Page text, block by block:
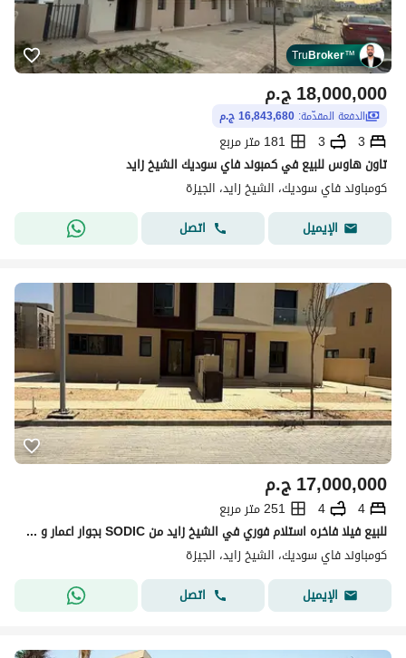
TruBroker™
ج.م18,000,000
الدفعة المقدّمة: 16,843,680 ج.م
3
3
181 متر مربع
تاون هاوس للبيع في كمبوند فاي سوديك الشيخ زايد
كومباوند فاي سوديك، الشيخ زايد، الجيزة
الإيميل
اتصل
ج.م17,000,000
4
4
251 متر مربع
للبيع فيلا فاخره استلام فوري في الشيخ زايد من SODIC بجوار اعمار و ora
كومباوند فاي سوديك، الشيخ زايد، الجيزة
الإيميل
اتصل